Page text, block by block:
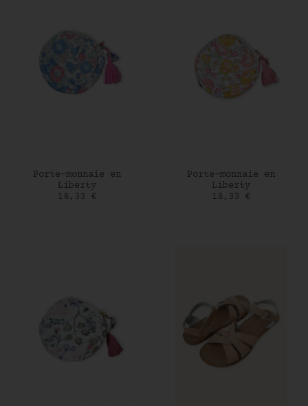
AJOUTER AU PANIER
Porte-monnaie en
Liberty
Prix
18,33 €
AJOUTER AU PANIER
Porte-monnaie en
Liberty
Prix
18,33 €